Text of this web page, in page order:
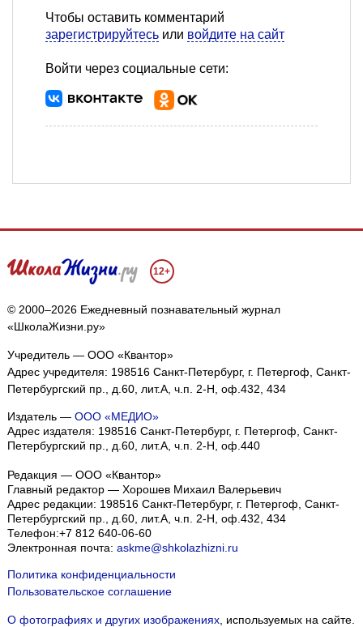
Чтобы оставить комментарий
зарегистрируйтесь или войдите на сайт
Войти через социальные сети:
12+
© 2000–2026 Ежедневный познавательный журнал
«ШколаЖизни.ру»
Учредитель — ООО «Квантор»
Адрес учредителя: 198516 Санкт-Петербург, г. Петергоф, Санкт-
Петербургский пр., д.60, лит.А, ч.п. 2-Н, оф.432, 434
Издатель — ООО «МЕДИО»
Адрес издателя: 198516 Санкт-Петербург, г. Петергоф, Санкт-
Петербургский пр., д.60, лит.А, ч.п. 2-Н, оф.440
Редакция — ООО «Квантор»
Главный редактор — Хорошев Михаил Валерьевич
Адрес редакции: 198516 Санкт-Петербург, г. Петергоф Санкт-
Петербургский пр., д.60, лит.А, ч.п. 2-Н, оф.432, 434
Телефон:+7 812 640-06-60
Электронная почта: askme@shkolazhizni.ru
Политика конфиденциальности
Пользовательское соглашение
О фотографиях и других изображениях, используемых на сайте.